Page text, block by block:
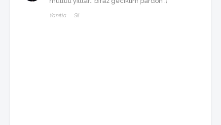
Yanıtla Sil